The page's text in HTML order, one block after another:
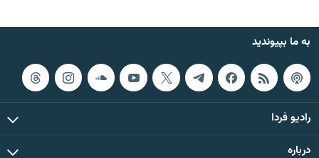
به ما بپیوندید
رادیو فردا
درباره